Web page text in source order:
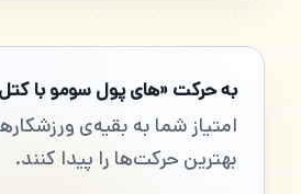
به حرکت «های پول سومو با کتل
امتیاز شما به بقیه‌ی
بهترین حرکت‌ها را پیدا کنند.